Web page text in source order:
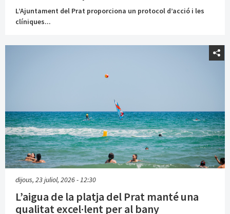
L’Ajuntament del Prat proporciona un protocol d’acció i les
clíniques...
dijous, 23 juliol, 2026 - 12:30
L’aigua de la platja del Prat manté una
qualitat excel·lent per al bany